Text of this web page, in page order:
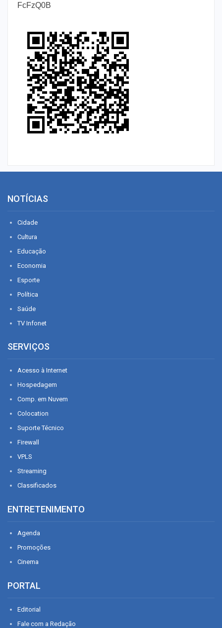
FcFzQ0B
NOTÍCIAS
Cidade
Cultura
Educação
Economia
Esporte
Política
Saúde
TV Infonet
SERVIÇOS
Acesso à Internet
Hospedagem
Comp. em Nuvem
Colocation
Suporte Técnico
Firewall
VPLS
Streaming
Classificados
ENTRETENIMENTO
Agenda
Promoções
Cinema
PORTAL
Editorial
Fale com a Redação